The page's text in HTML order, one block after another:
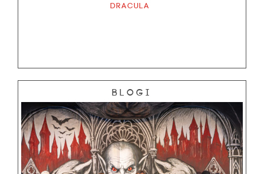
Dracula
Blogi